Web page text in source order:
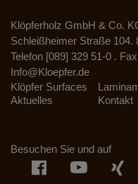
Klöpferholz GmbH & Co.
Schleißheimer Straße 104.
Telefon [089] 329 51-0 .
Info@Kloepfer.de
Klöpfer Surfaces
Aktuelles
Kontakt
Besuchen Sie und auf